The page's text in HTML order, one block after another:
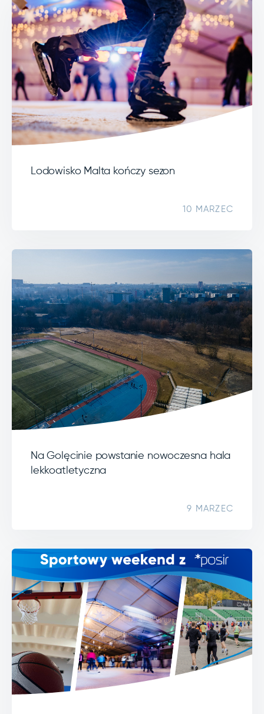
Lodowisko Malta kończy sezon
10 MARZEC
Na Golęcinie powstanie nowoczesna hala
lekkoatletyczna
9 MARZEC